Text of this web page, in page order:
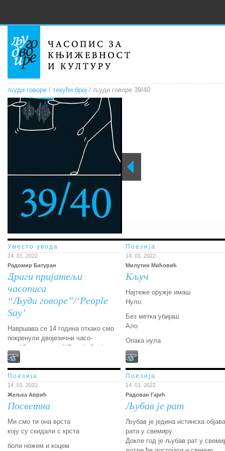
људи говоре / текући број / људи говоре 39/40Кад се једном
Уместо увода
14. 01. 2022
Радомир Батуран
Драги пријатељи
часописа
“Људи говоре”/‘People
Say’
Навршава се 14 година откако смо
покренули двојезични часо-
пис “Људи говоре”/‘People Say’ у
Торонту. Године теку, једнако за
часопис као и за његове уреднике.
Олучили смо да покренемо промене
да време не би само
то учинило по својој сили. После
седам година, променили
То место препустили смо
стручнијој и млађој личности, с
интегритетом и ерудицијом,
Поезија
14. 01. 2022
Милутин Мићовић
Кључ
Најтеже оружје имаш
Нуло
Без метка убијаш
Ало
Опака нула
Нуло
На самом почетку
Свој си мозак појела
И гладна у свијет кренула
Опасана змијом
Једеш мислима и помислима
Једеш својом сјенком
Идеш мртва гладна
Од града до града
Поезија
14. 01. 2022
Жељка Аврић
Посветна
Ми смо ти она врста
коју су скидали с крста
боли ножем и коцем
Поезија
14. 01. 2022
Радован Гајић
Љубав је рат
Љубав је једина истинска објава
рата у свемиру.
Докле год је љубав рат у